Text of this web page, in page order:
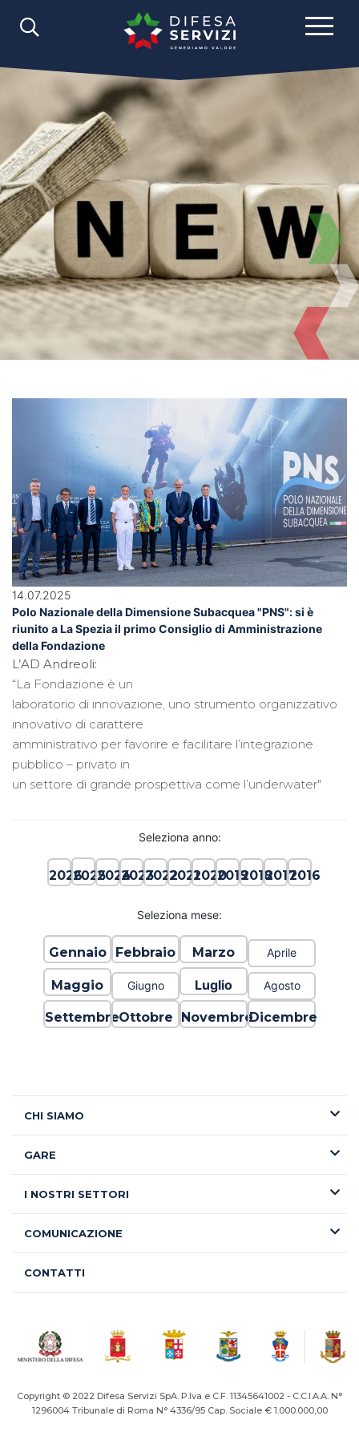
14.07.2025
Polo Nazionale della Dimensione Subacquea "PNS": si è
riunito a La Spezia il primo Consiglio di Amministrazione
della Fondazione
L’AD Andreoli:
“La Fondazione è un
laboratorio di innovazione, uno strumento organizzativo
innovativo di carattere
amministrativo per favorire e facilitare l’integrazione
pubblico – privato in
un settore di grande prospettiva come l’underwater"
Seleziona anno:
20262025202420232022202120202019201820172016
Seleziona mese:
Gennaio Febbraio Marzo Aprile
Maggio Giugno Luglio Agosto
SettembreOttobre NovembreDicembre
CHI SIAMO
GARE
I NOSTRI SETTORI
COMUNICAZIONE
CONTATTI
Copyright © 2022 Difesa Servizi SpA. P.Iva e C.F. 11345641002 - C.C.I.A.A. N°
1296004Tribunale di Roma N° 4336/95 Cap. Sociale € 1.000.000,00